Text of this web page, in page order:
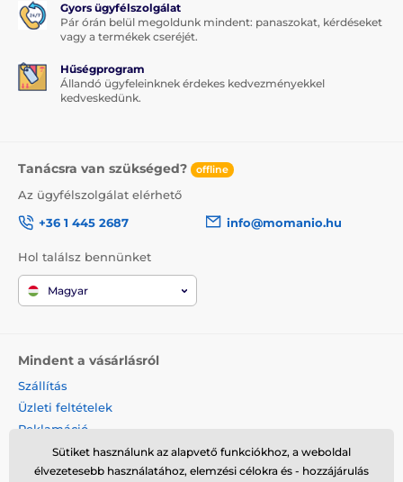
Gyors ügyfélszolgálat
Pár órán belül megoldunk mindent: panaszokat, kérdéseket
vagy a termékek cseréjét.
Hűségprogram
Állandó ügyfeleinknek érdekes kedvezményekkel
kedveskedünk.
Tanácsra van szükséged? offline
Az ügyfélszolgálat elérhető
+36 1 445 2687
info@momanio.hu
Hol találsz bennünket
Magyar
Mindent a vásárlásról
Szállítás
Üzleti feltételek
Reklamáció
Termék visszaküldése
Termék cseréje
Sütiket használunk az alapvető funkciókhoz, a weboldal
élvezetesebb használatához, elemzési célokra és - hozzájárulás